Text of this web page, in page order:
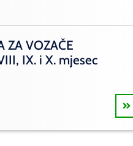
ZA VOZAČE
IX. i X. mjesec